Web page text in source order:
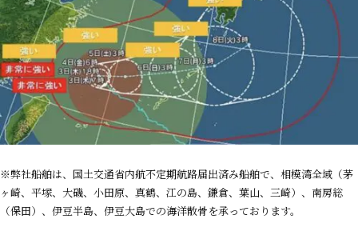
※弊社船舶は、国土交通省内航不定期航路届出済み船舶で、相模湾全域（茅
ヶ崎、平塚、大磯、小田原、真鶴、江の島、鎌倉、葉山、三崎）、南房総
（保田）、伊豆半島、伊豆大島での海洋散骨を承っております。